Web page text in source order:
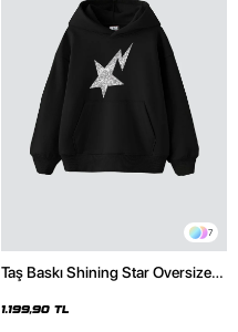
7
Taş Baskı Shining Star Oversize
1.199,90 TL